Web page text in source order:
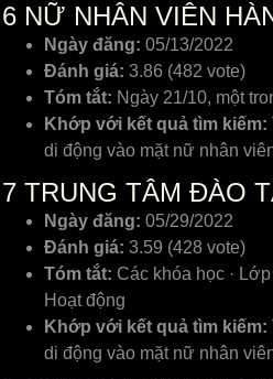
6 NỮ NHÂN VIÊN
Ngày đăng: 05/13/2022
Đánh giá: 3.86 (482 vote)
Tóm tắt: Ngày 21/10, một
Khớp với kết quả tìm kiếm:
di động vào mặt nữ nhân
7 TRUNG TÂM ĐÀO
Ngày đăng: 05/29/2022
Đánh giá: 3.59 (428 vote)
Tóm tắt: Các khóa học ·
Hoạt động
Khớp với kết quả tìm kiếm:
di động vào mặt nữ nhân